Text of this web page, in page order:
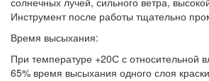
Инструмент после работы тщательно
Время высыхания:
При температуре +20С с относительной
65% время высыхания одного слоя